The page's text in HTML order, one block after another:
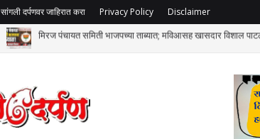
सांगली दर्पणवर जाहिरात करा Privacy Policy Disclaimer
वाढीव घरपट्टीच्या जुलमी निर्णयाविरोधात सांगली, मिरज अन् कुपवाड